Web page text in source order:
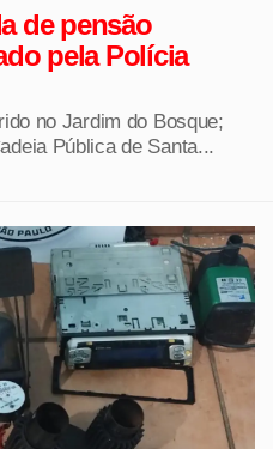
de pensão
pela Polícia
no Jardim do Bosque;
Pública de Santa...